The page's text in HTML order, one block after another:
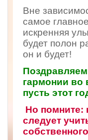
Вне
самое
искренняя
будет полон
он и будет!
гармонии во
пусть этот
Но помните:
следует